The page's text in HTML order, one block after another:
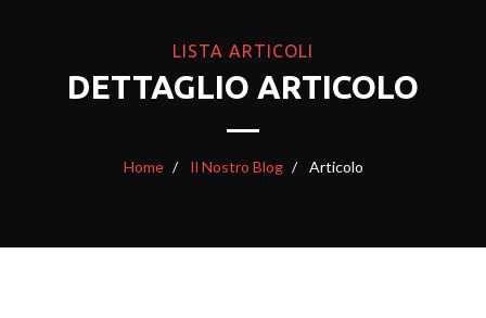
LISTA ARTICOLI
DETTAGLIO ARTICOLO
Home Il Nostro Blog Articolo